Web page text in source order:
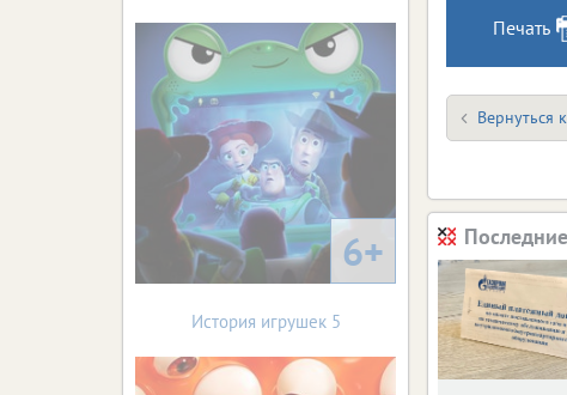
Печать
Вернуться
6+
История игрушек 5